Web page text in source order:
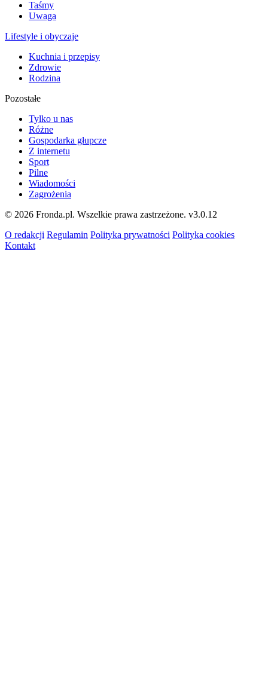
Taśmy
Uwaga
Lifestyle i obyczaje
Kuchnia i przepisy
Zdrowie
Rodzina
Pozostałe
Tylko u nas
Różne
Gospodarka głupcze
Z internetu
Sport
Pilne
Wiadomości
Zagrożenia
© 2026 Fronda.pl. Wszelkie prawa zastrzeżone. v3.0.12
O redakcji Regulamin Polityka prywatności Polityka cookies
Kontakt